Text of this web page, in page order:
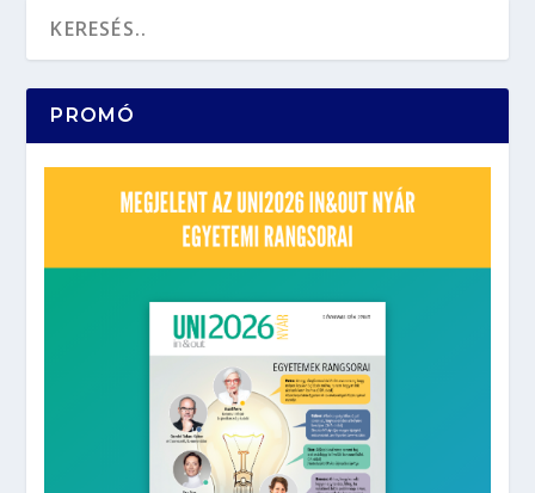
PROMÓ